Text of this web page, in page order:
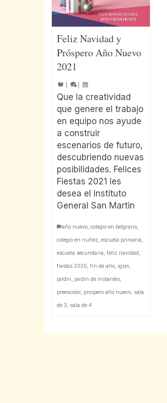
Feliz Navidad y
Próspero Año Nuevo
2021
Que la creatividad
que genere el trabajo
en equipo nos ayude
a construir
escenarios de futuro,
descubriendo nuevas
posibilidades. Felices
Fiestas 2021 les
desea el Instituto
General San Martin
año nuevo colegio en belgrano
colegio en nuñez escuela primaria
escuela secundaria feliz navidad
fiestas 2020 fin de año igsm
jardin jardin de instantes
preescolar, prospero año nuevo sala
de 3 sala de 4